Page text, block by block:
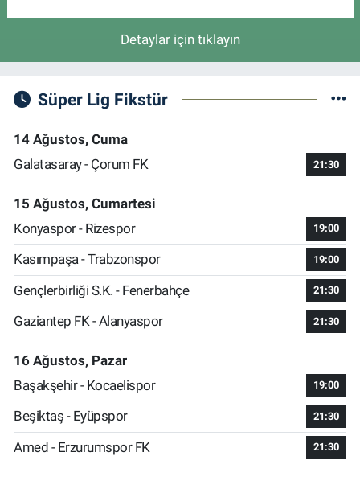
Detaylar için tıklayın
Süper Lig Fikstür
14 Ağustos, Cuma
Galatasaray - Çorum FK
21:30
15 Ağustos, Cumartesi
Konyaspor - Rizespor
19:00
Kasımpaşa - Trabzonspor 19:00
Gençlerbirliği S.K. - Fenerbahçe 21:30
Gaziantep FK - Alanyaspor 21:30
16 Ağustos, Pazar
Başakşehir - Kocaelispor
19:00
Beşiktaş - Eyüpspor 21:30
Amed - Erzurumspor FK 21:30